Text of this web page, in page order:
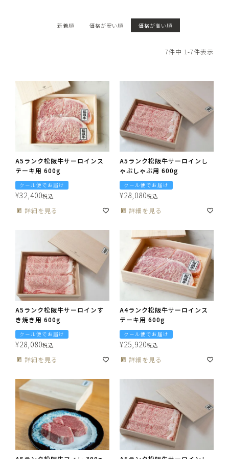
新着順 価格が安い順 価格が高い順
7件中 1-7件表示
A5ランク松阪牛サーロインス
テーキ用 600g
クール便でお届け
¥32,400税込
詳細を見る
A5ランク松阪牛サーロインし
ゃぶしゃぶ用 600g
クール便でお届け
¥28,080税込
詳細を見る
A5ランク松阪牛サーロインす
き焼き用 600g
クール便でお届け
¥28,080税込
詳細を見る
A4ランク松阪牛サーロインス
テーキ用 600g
クール便でお届け
¥25,920税込
詳細を見る